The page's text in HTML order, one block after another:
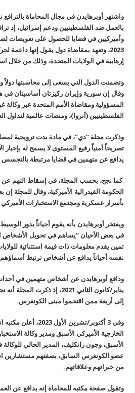
واشتهر أوبرهايدن في مجال المحاماة
بالعمل ضد الفلسطينيين ودعم إسرائيل، إذ
وأميركيين في قضايا للحصول على تعويضات
2023، وتعهد بمقاضاة دول يقول إنها داعمة لحركة
إرهابية في الولايات المتحدة، وذلك من خلال
وتضمنت الدول التي يسعى إلى محاسبتها دولاً
وقال إن سورية وإيران ركيزتان أساسيتان في
المسؤولية ومقاضاة الأمم المتحدة عبر وكالة
الفلسطينيين (أنروا)، ومنصات عالمية لتداول
وذكرت مجلة “دي”، في مادة بدت ترويجية
تصريحاً أمنياً رفيع المستوى لا يسمح له بإخبار
يدافع عن متهمين في قضايا مرتبطة بالتجسس
كما نجح، بحسب المجلة، في إسقاط التهم عن
الحكومة الفيدرالية الأميركية، وقال للمجلة إن
بأسرار عسكرية ومجتمع الاستخبارات
ويفتخر أوبرهايدن بأنه يقوم أحياناً بدور الوسيط
في بعض الأحيان “يساهم في تحويل الأشخاص
ثمين يقدم معلومات ذات قيمة استثنائية
نفسه أحياناً يدافع عن أشخاص ترتبط أسماؤهم
ودافع أوبرهايدن عن أشخاص متهمين في
يناير/كانون الثاني 2021، إذ ذكرت المجلة
أنه
إلى أربعة ممن اقتحموا مبنى الكونغرس.
وفي 3 أكتوبر/تشرين الأول 2023، أعلن
مكتبه
الخارجية الأميركي الأسبق ومدير وكالة
الأسبق، وجون راتكليف، المدير الحالي
عضو الكونغرس السابق، بصفتهم مستشارين
من خبراتهم وعلاقاتهم.
وتقول صفحة مكتبه للمحاماة إنه يدافع عن